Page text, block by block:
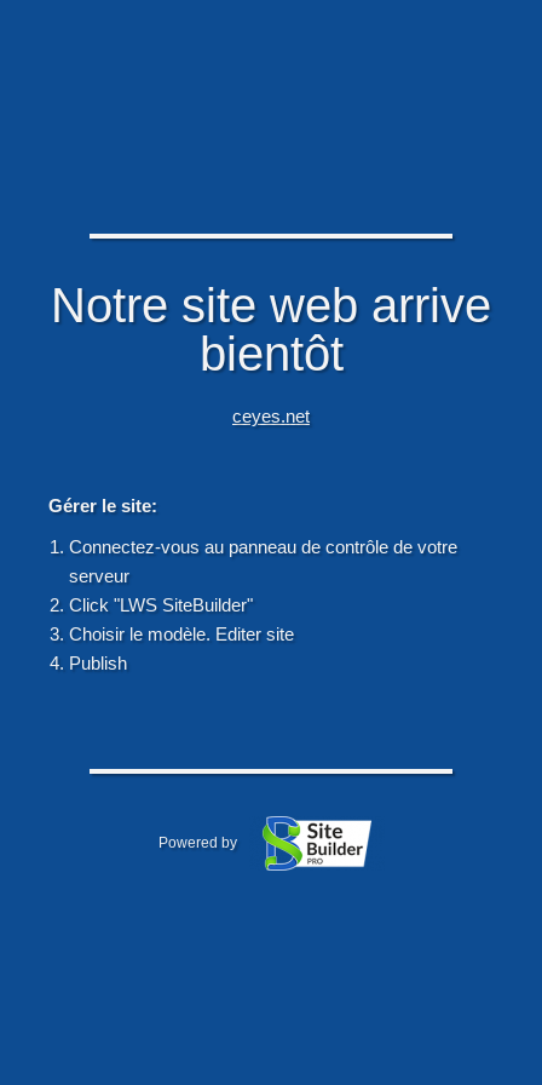
Notre site web arrive
bientôt
ceyes.net
Gérer le site:
Connectez-vous au panneau de contrôle de votre
serveur
Click "LWS SiteBuilder"
Choisir le modèle. Editer site
Publish
Powered by